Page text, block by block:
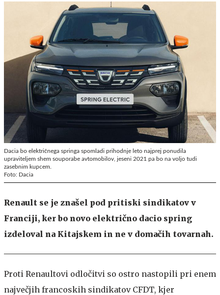
Dacia bo električnega springa spomladi prihodnje leto najprej ponudila
upraviteljem shem souporabe avtomobilov, jeseni 2021 pa bo na voljo tudi
zasebnim kupcem.
Foto: Dacia
Renault se je znašel pod pritiski sindikatov v
Franciji, ker bo novo električno dacio spring
izdeloval na Kitajskem in ne v domačih tovarnah.
Proti Renaultovi odločitvi so ostro nastopili pri enem
največjih francoskih sindikatov CFDT, kjer